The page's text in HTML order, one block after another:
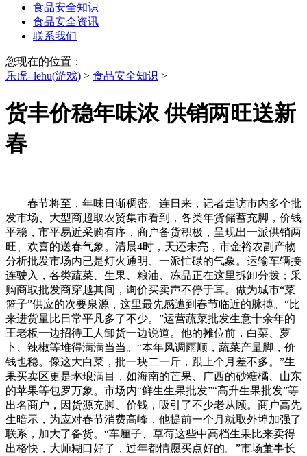
食品安全知识
食品安全资讯
联系我们
您现在的位置：
乐虎- lehu(游戏) > 食品安全知识 >
货丰价稳年味浓 供销两旺送新
春
春节将至，年味日渐稠密。连日来，记者走访市内多个批
发市场、大型商超取农贸集市看到，各类年货储蓄充脚，价钱
平稳，市平易近采购有序，商户备货积极，呈现出一派供销两
旺、欢喜的送春气象。清晨4时，天还未亮，市金裕农副产物
分析批发市场内已是灯火通明、一派忙碌的气象。运输车辆接
连驶入，各类蔬菜、生果、粮油、冻品正在这里拆卸分拨；采
购商取批发商穿越其间，询价买卖声不停于耳。做为城市“菜
篮子”供应的次要泉源，这里最先感遭到春节临近的脉搏。“比
来进货量比日常平凡多了不少。”运营蔬菜批发生意十余年的
王老板一边招待工人卸货一边说道。他的摊位前，白菜、萝
卜、辣椒等堆得满满当当。“本年风调雨顺，蔬菜产量脚，价
钱也稳。像这大白菜，批一块二一斤，跟上个月差不多。”生
果买卖区更是琳琅满目，如海南的芒果、广西的砂糖橘、山东
的苹果等包罗万象。市场内“鲜生生果批发”“高升生果批发”等
出名商户，因货源充脚、价钱，吸引了不少老从顾。商户高先
生暗示，为应对春节消费高峰，他提前一个月就取外埠加强了
联系，加大了备货。“车厘子、草莓这些中高档生果比来卖得
出格快，大师糊口好了，过年都情愿买点好的。”市场董事长